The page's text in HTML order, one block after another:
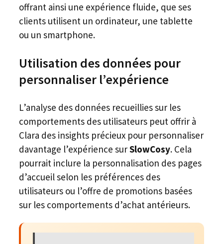
offrant ainsi une expérience fluide, que ses
clients utilisent un ordinateur, une tablette
ou un smartphone.
Utilisation des données pour
personnaliser l’expérience
L’analyse des données recueillies sur les
comportements des utilisateurs peut offrir à
Clara des insights précieux pour personnaliser
davantage l’expérience surSlowCosy. Cela
pourrait inclure la personnalisation des pages
d’accueil selon les préférences des
utilisateurs ou l’offre de promotions basées
sur les comportements d’achat antérieurs.